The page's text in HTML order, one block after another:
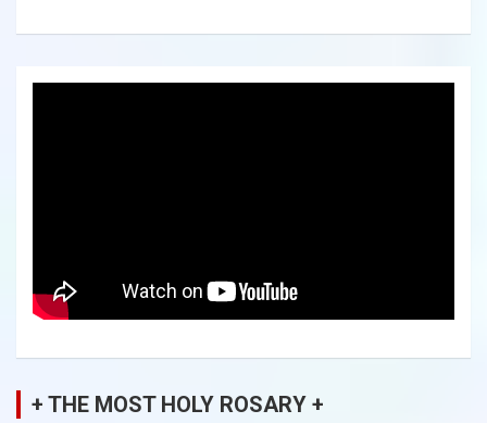
+ THE MOST HOLY ROSARY +